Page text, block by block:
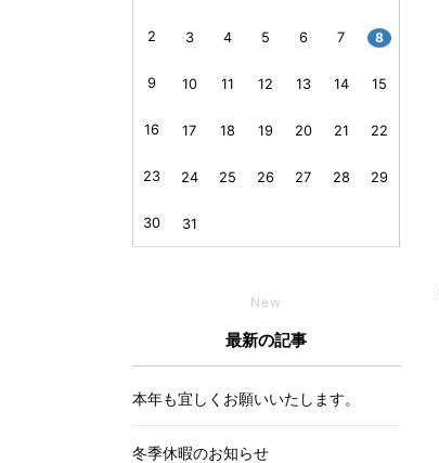
2 3 4 5 6 7 8
9 10 11 12 13 14 15
16 17 18 19 20 21 22
23 24 25 26 27 28 29
30 31
New
最新の記事
本年も宜しくお願いいたします。
冬季休暇のお知らせ